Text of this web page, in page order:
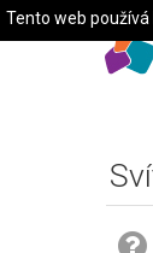
Tento web